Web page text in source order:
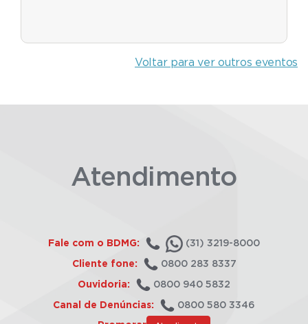
Voltar para ver outros eventos
Atendimento
Fale com o BDMG: (31) 3219-8000
Cliente fone: 0800 283 8337
Ouvidoria: 0800 940 5832
Canal de Denúncias: 0800 580 3346